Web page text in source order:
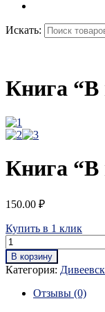
Искать:
Книга
Книга
150.00 ₽
Купить в 1 клик
В корзину
Категория:
Отзывы (0)